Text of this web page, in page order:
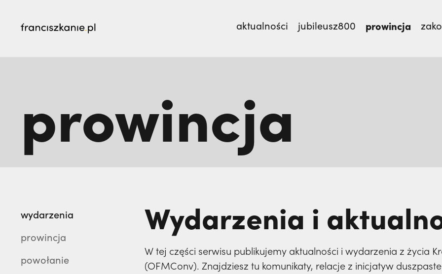
aktualności jubileusz800 prowincja
żegna go na zawsze. Maria Kozieł | JESTEM,
On ocalał, jego bracia zginęli. Z tym pytaniem
prowincja
wydarzenia
prowincja
powołanie
Wydarzenia i
W tej części serwisu publikujemy aktualności i wydarzenia z życia
(OFMConv). Znajdziesz tu komunikaty, relacje z inicjatyw